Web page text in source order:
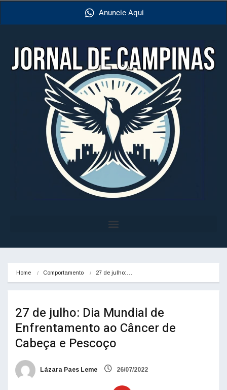
Anuncie Aqui
Home Comportamento 27 de julho:…
27 de julho: Dia Mundial de
Enfrentamento ao Câncer de
Cabeça e Pescoço
Lázara Paes Leme 26/07/2022